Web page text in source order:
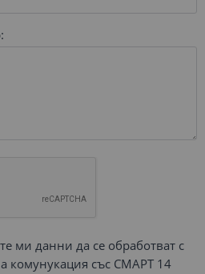
ми данни да се обработват с
комунукация със СМАРТ 14